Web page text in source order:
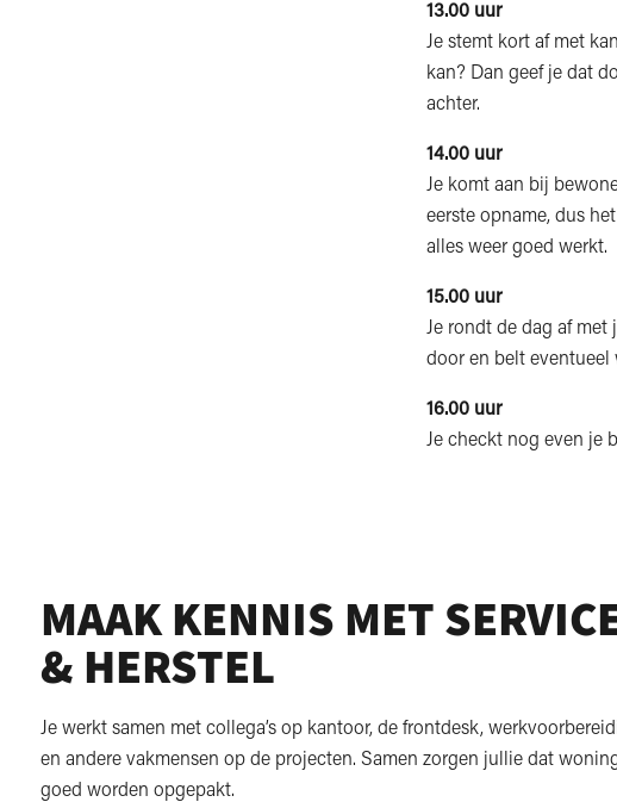
13.00 uur
Je stemt kort af met
kan? Dan geef je dat
achter.
14.00 uur
Je komt aan bij
eerste opname, dus
alles weer goed werkt.
15.00 uur
Je rondt de dag af
door en belt
16.00 uur
Je checkt nog even je
MAAK KENNIS MET
& HERSTEL
Je werkt samen met collega’s op kantoor, de frontdesk,
en andere vakmensen op de projecten. Samen zorgen jullie dat
goed worden opgepakt.